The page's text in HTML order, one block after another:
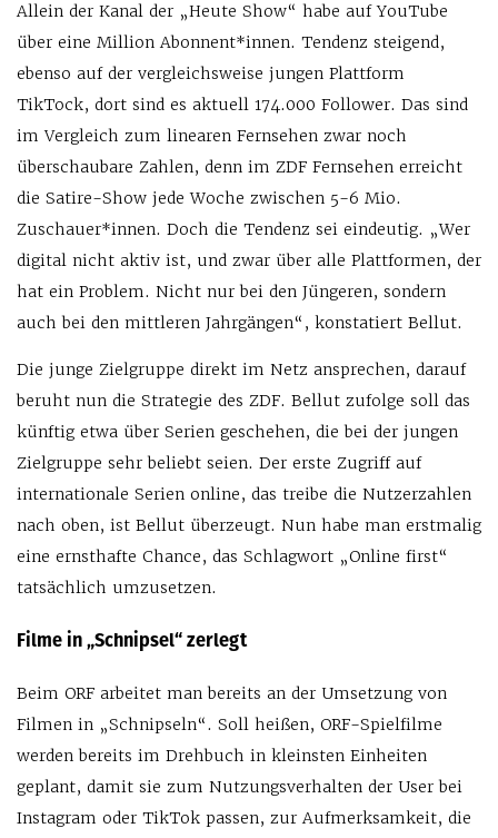
Allein der Kanal der „Heute Show“ habe auf YouTube
über eine Million Abonnent*innen. Tendenz steigend,
ebenso auf der vergleichsweise jungen Plattform
TikTock, dort sind es aktuell 174.000 Follower. Das sind
im Vergleich zum linearen Fernsehen zwar noch
überschaubare Zahlen, denn im ZDF Fernsehen erreicht
die Satire-Show jede Woche zwischen 5-6 Mio.
Zuschauer*innen. Doch die Tendenz sei eindeutig. „Wer
digital nicht aktiv ist, und zwar über alle Plattformen, der
hat ein Problem. Nicht nur bei den Jüngeren, sondern
auch bei den mittleren Jahrgängen“, konstatiert Bellut.
Die junge Zielgruppe direkt im Netz ansprechen, darauf
beruht nun die Strategie des ZDF. Bellut zufolge soll das
künftig etwa über Serien geschehen, die bei der jungen
Zielgruppe sehr beliebt seien. Der erste Zugriff auf
internationale Serien online, das treibe die Nutzerzahlen
nach oben, ist Bellut überzeugt. Nun habe man erstmalig
eine ernsthafte Chance, das Schlagwort „Online first“
tatsächlich umzusetzen.
Filme in „Schnipsel“ zerlegt
Beim ORF arbeitet man bereits an der Umsetzung von
Filmen in „Schnipseln“. Soll heißen, ORF-Spielfilme
werden bereits im Drehbuch in kleinsten Einheiten
geplant, damit sie zum Nutzungsverhalten der User bei
Instagram oder TikTok passen, zur Aufmerksamkeit, die